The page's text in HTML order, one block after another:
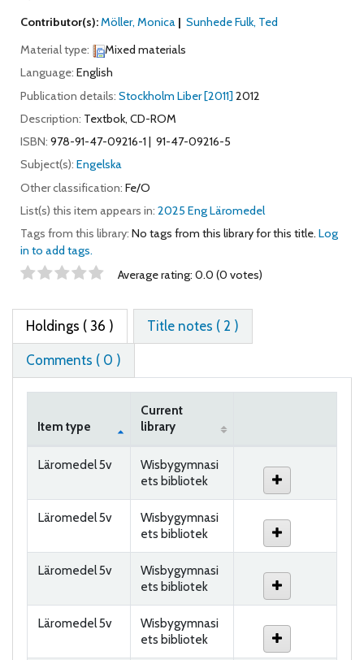
Contributor(s):Möller, Monica
Sunhede Fulk, Ted
Material type:
Mixed materials
Language: English
Publication details: Stockholm Liber[2011] 2012
Description: Textbok, CD-ROM
ISBN: 978-91-47-09216-1
91-47-09216-5
Subject(s): Engelska
Other classification: Fe/O
List(s) this item appears in: 2025 Eng Läromedel
Tags from this library: No tags from this library for this title. Log
in to add tags.
Star ratings Average rating: 0.0 (0 votes)
Holdings ( 36 ) Title notes ( 2 )
Comments ( 0 )
Item type
Current
library
Läromedel 5v
Wisbygymnasi
ets bibliotek
Läromedel 5v
Wisbygymnasi
ets bibliotek
Läromedel 5v
Wisbygymnasi
ets bibliotek
Läromedel 5v
Wisbygymnasi
ets bibliotek